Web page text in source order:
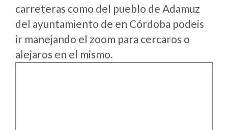
carreteras como del pueblo de Adamuz
del ayuntamiento de en Córdoba podeis
ir manejando el zoom para cercaros o
alejaros en el mismo.